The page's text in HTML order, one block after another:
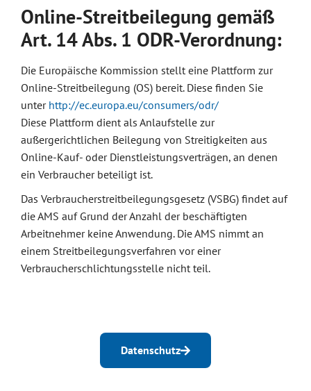
Online-Streitbeilegung gemäß
Art. 14 Abs. 1 ODR-Verordnung:
Die Europäische Kommission stellt eine Plattform zur
Online-Streitbeilegung (OS) bereit. Diese finden Sie
unter http://ec.europa.eu/consumers/odr/
Diese Plattform dient als Anlaufstelle zur
außergerichtlichen Beilegung von Streitigkeiten aus
Online-Kauf- oder Dienstleistungsverträgen, an denen
ein Verbraucher beteiligt ist.
Das Verbraucherstreitbeilegungsgesetz (VSBG) findet auf
die AMS auf Grund der Anzahl der beschäftigten
Arbeitnehmer keine Anwendung. Die AMS nimmt an
einem Streitbeilegungsverfahren vor einer
Verbraucherschlichtungsstelle nicht teil.
Datenschutz